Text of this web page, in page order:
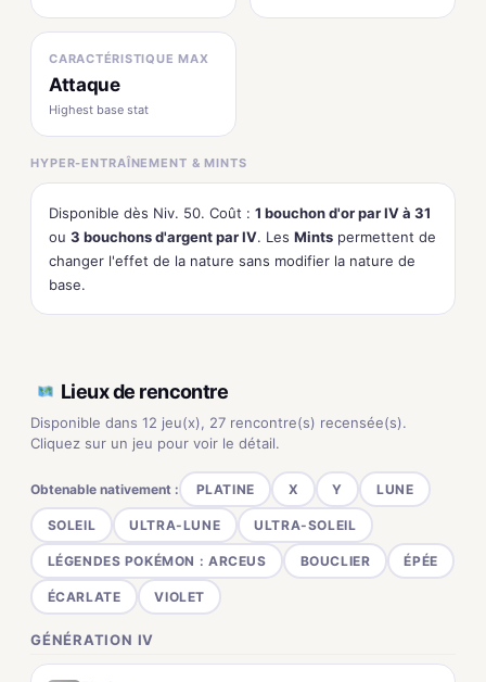
CARACTÉRISTIQUE MAX
Attaque
Highest base stat
HYPER-ENTRAÎNEMENT & MINTS
Disponible dès Niv. 50. Coût : 1 bouchon d'or par IV à 31
ou 3 bouchons d'argent par IV. Les Mints permettent de
changer l'effet de la nature sans modifier la nature de
base.
Lieux de rencontre
Disponible dans 12 jeu(x), 27 rencontre(s) recensée(s).
Cliquez sur un jeu pour voir le détail.
Obtenable nativement : PLATINE X Y LUNE
SOLEIL ULTRA-LUNE ULTRA-SOLEIL
LÉGENDES POKÉMON : ARCEUS BOUCLIER ÉPÉE
ÉCARLATE VIOLET
GÉNÉRATION IV